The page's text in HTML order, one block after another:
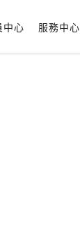
中心 服務中心